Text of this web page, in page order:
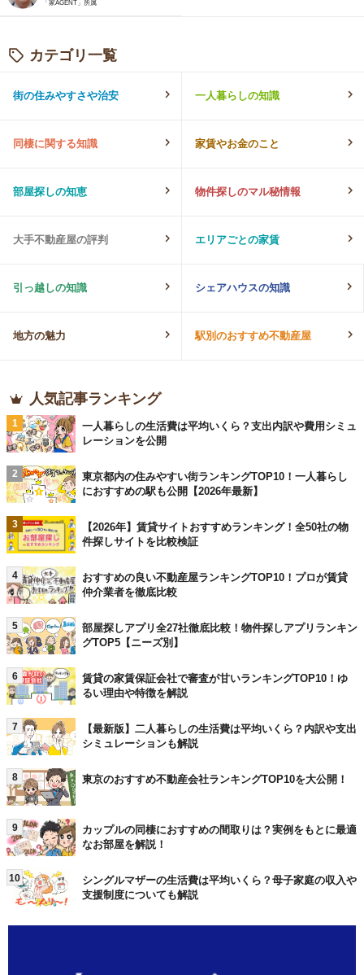
「家AGENT」所属
カテゴリ一覧
街の住みやすさや治安 一人暮らしの知識
同棲に関する知識 家賃やお金のこと
部屋探しの知恵 物件探しのマル秘情報
大手不動産屋の評判 エリアごとの家賃
引っ越しの知識 シェアハウスの知識
地方の魅力 駅別のおすすめ不動産屋
人気記事ランキング
1
一人暮らしの生活費は平均いくら？支出内訳や費用シミュ
レーションを公開
2
東京都内の住みやすい街ランキングTOP10！一人暮らし
におすすめの駅も公開【2026年最新】
3
【2026年】賃貸サイトおすすめランキング！全50社の物
件探しサイトを比較検証
4
おすすめの良い不動産屋ランキングTOP10！プロが賃貸
仲介業者を徹底比較
5
部屋探しアプリ全27社徹底比較！物件探しアプリランキン
グTOP5【ニーズ別】
6
賃貸の家賃保証会社で審査が甘いランキングTOP10！ゆ
るい理由や特徴を解説
7
【最新版】二人暮らしの生活費は平均いくら？内訳や支出
シミュレーションも解説
8 東京のおすすめ不動産会社ランキングTOP10を大公開！
9
カップルの同棲におすすめの間取りは？実例をもとに最適
なお部屋を解説！
10
シングルマザーの生活費は平均いくら？母子家庭の収入や
支援制度についても解説